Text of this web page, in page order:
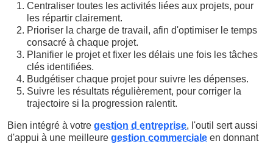
Centraliser toutes les activités liées aux projets, pour
les répartir clairement.
Prioriser la charge de travail, afin d'optimiser le temps
consacré à chaque projet.
Planifier le projet et fixer les délais une fois les tâches
clés identifiées.
Budgétiser chaque projet pour suivre les dépenses.
Suivre les résultats régulièrement, pour corriger la
trajectoire si la progression ralentit.
Bien intégré à votre gestion d entreprise, l'outil sert aussi
d'appui à une meilleure gestion commerciale en donnant